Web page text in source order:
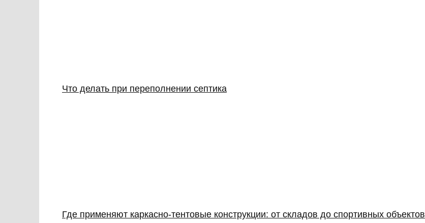
Что делать при переполнении септика
Где применяют каркасно‑тентовые конструкции: от складов до спортивных объектов